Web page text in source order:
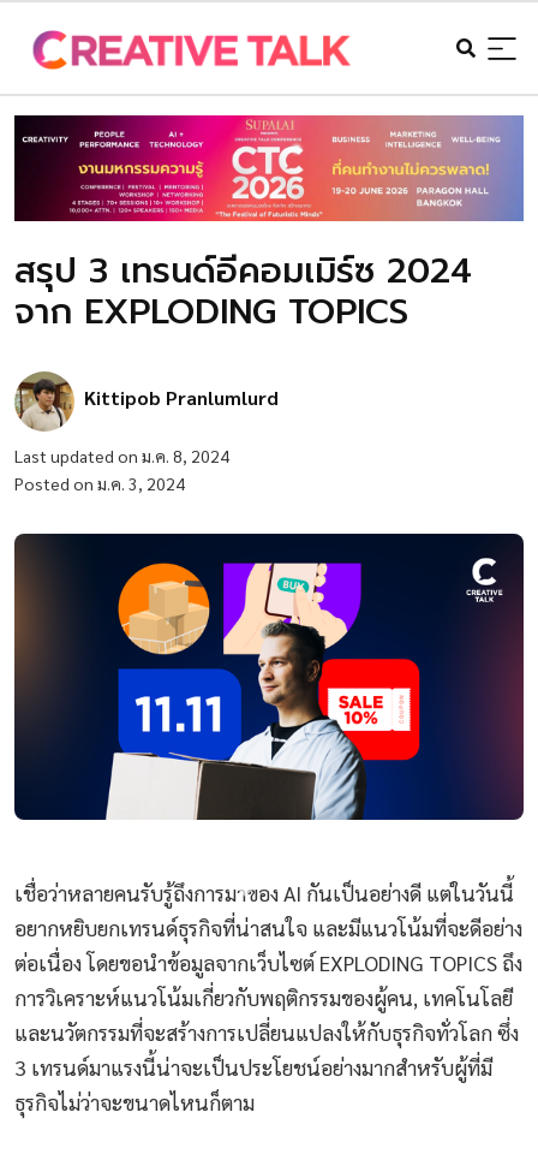
สรุป 3 เทรนด์อีคอมเมิร์ซ 2024
จาก EXPLODING TOPICS
Kittipob Pranlumlurd
Last updated on ม.ค. 8, 2024
Posted on ม.ค. 3, 2024
เชื่อว่าหลายคนรับรู้ถึงการมาของ AI กันเป็นอย่างดี แต่ในวันนี้
อยากหยิบยกเทรนด์ธุรกิจที่น่าสนใจ และมีแนวโน้มที่จะดีอย่าง
ต่อเนื่อง โดยขอนำข้อมูลจากเว็บไซต์ EXPLODING TOPICS ถึง
การวิเคราะห์แนวโน้มเกี่ยวกับพฤติกรรมของผู้คน, เทคโนโลยี
และนวัตกรรมที่จะสร้างการเปลี่ยนแปลงให้กับธุรกิจทั่วโลก ซึ่ง
3 เทรนด์มาแรงนี้น่าจะเป็นประโยชน์อย่างมากสำหรับผู้ที่มี
ธุรกิจไม่ว่าจะขนาดไหนก็ตาม